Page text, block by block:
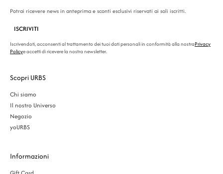
Potrai ricevere news in anteprima e sconti esclusivi riservati ai soli iscritti.
ISCRIVITI
Iscrivendoti, acconsenti al trattamento dei tuoi dati personali in conformità alla nostraPrivacy
Policye accetti di ricevere la nostra newsletter.
Scopri URBS
Chi siamo
Il nostro Universo
Negozio
yoURBS
Informazioni